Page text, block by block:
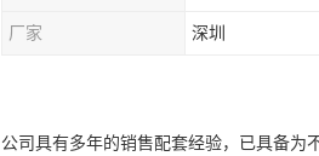
厂家 深圳
公司具有多年的销售配套经验，已具备为